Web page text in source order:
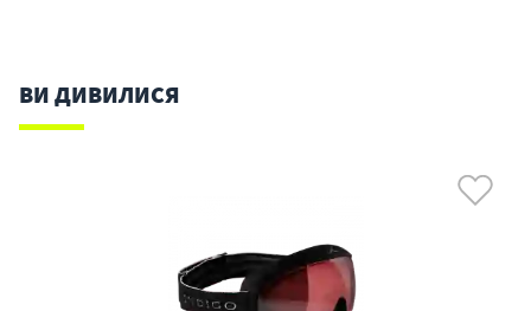
ВИ ДИВИЛИСЯ